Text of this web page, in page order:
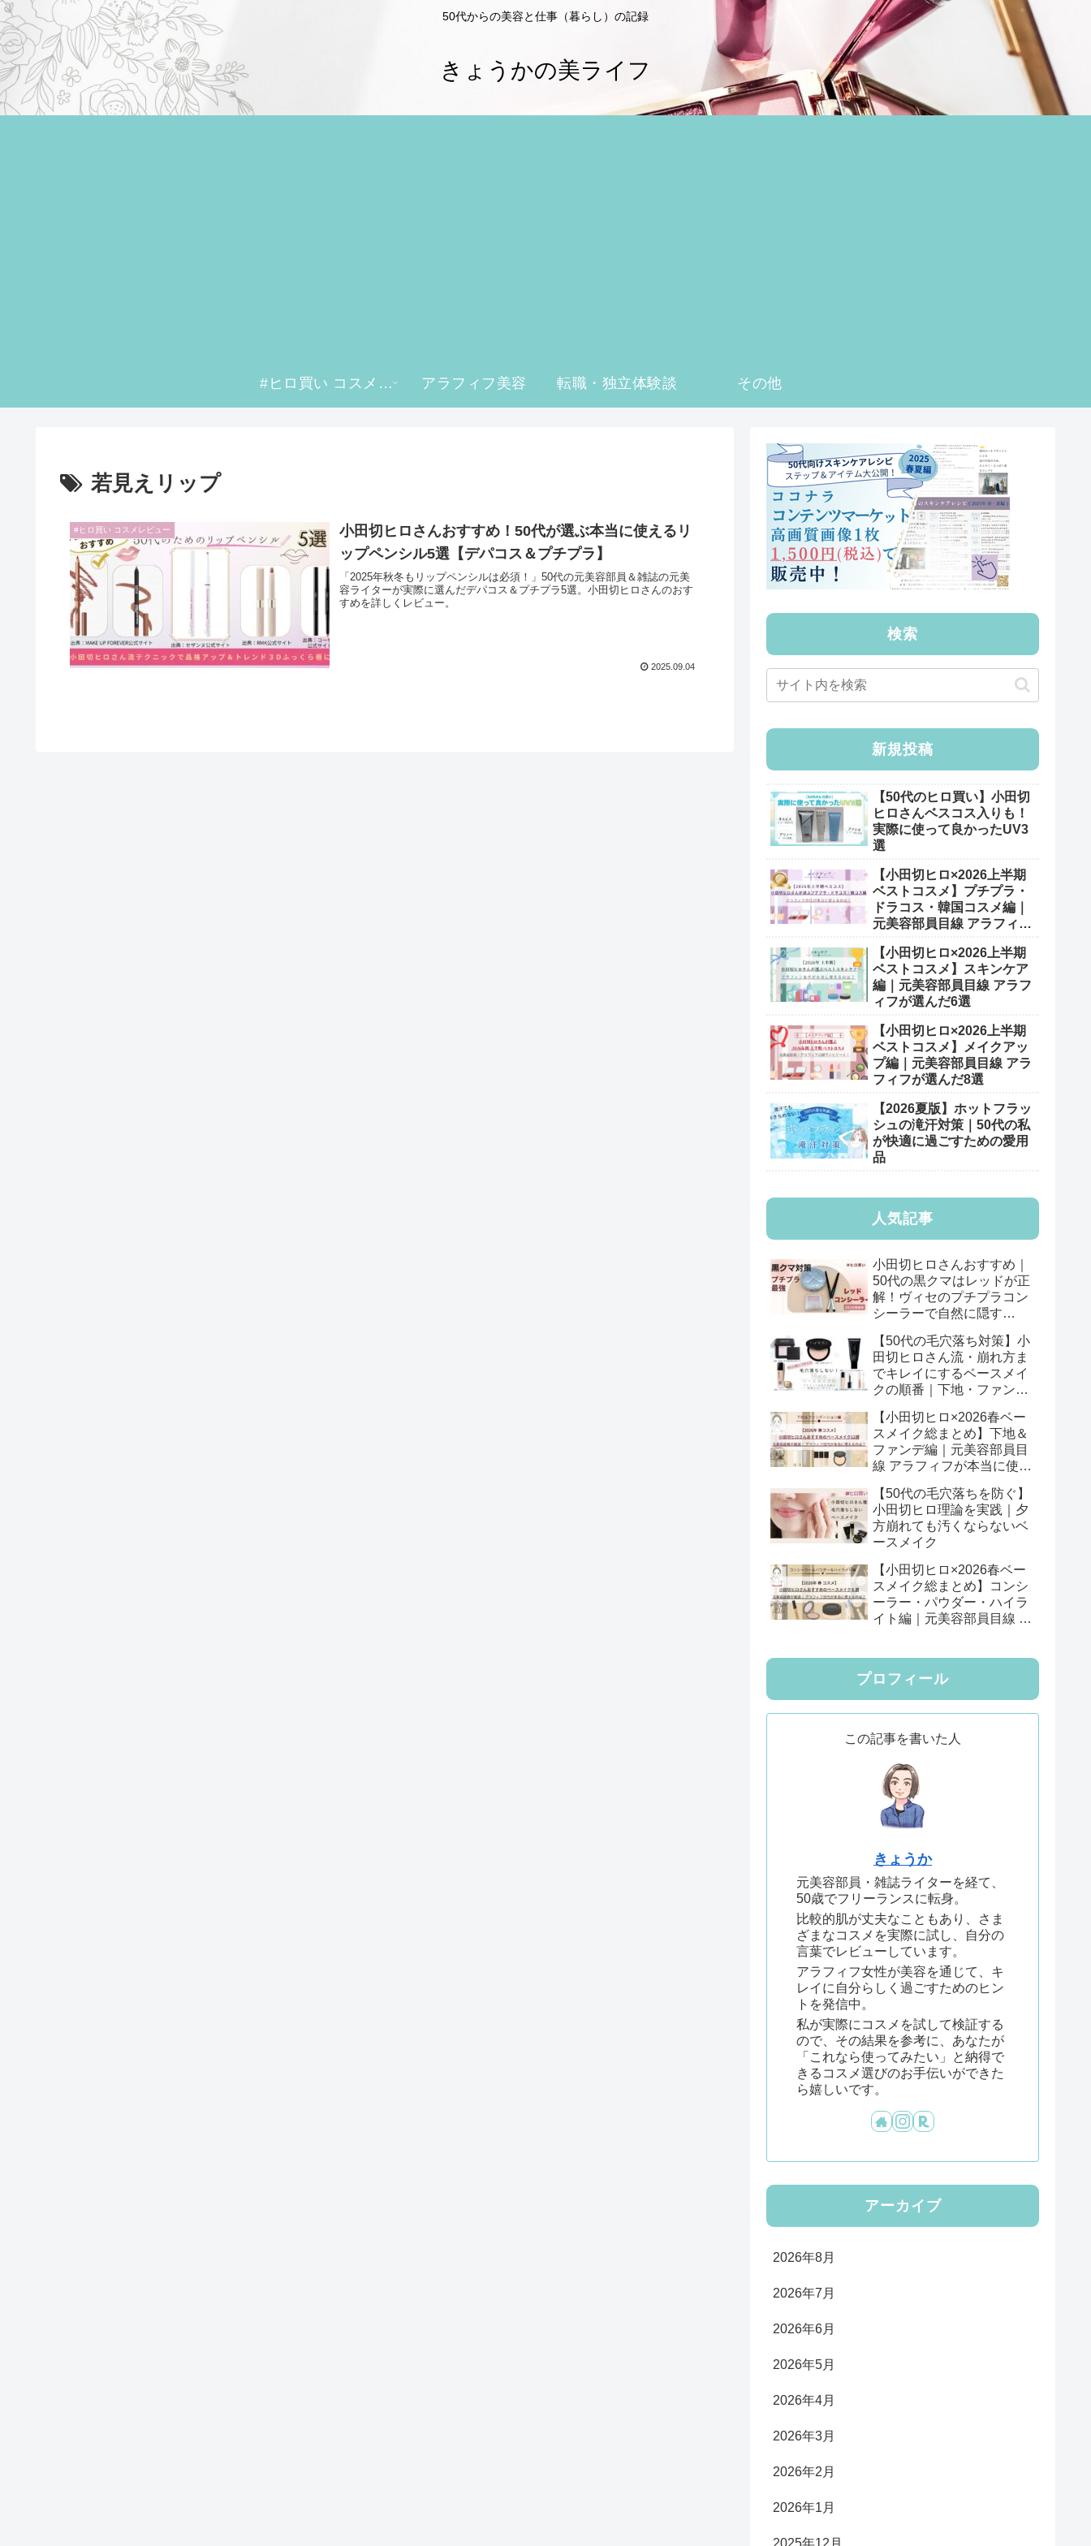
50代からの美容と仕事（暮らし）の記録
きょうかの美ライフ
#ヒロ買い コスメレビュー アラフィフ美容 転職・独立体験談 その他
若見えリップ
#ヒロ買い コスメレビュー
小田切ヒロさんおすすめ！50代が選ぶ本当に使えるリ
ップペンシル5選【デパコス＆プチプラ】
「2025年秋冬もリップペンシルは必須！」50代の元美容部員＆雑誌の元美
容ライターが実際に選んだデパコス＆プチプラ5選。小田切ヒロさんのおす
すめを詳しくレビュー。
2025.09.04
検索
新規投稿
【50代のヒロ買い】小田切
ヒロさんベスコス入りも！
実際に使って良かったUV3
選
【小田切ヒロ×2026上半期
ベストコスメ】プチプラ・
ドラコス・韓国コスメ編｜
元美容部員目線 アラフィフ
【小田切ヒロ×2026上半期
ベストコスメ】スキンケア
編｜元美容部員目線 アラフ
ィフが選んだ6選
【小田切ヒロ×2026上半期
ベストコスメ】メイクアッ
プ編｜元美容部員目線 アラ
フィフが選んだ8選
【2026夏版】ホットフラッ
シュの滝汗対策｜50代の私
が快適に過ごすための愛用
品
人気記事
小田切ヒロさんおすすめ｜
50代の黒クマはレッドが正
解！ヴィセのプチプラコン
シーラーで自然に隠す
【50代の毛穴落ち対策】小
田切ヒロさん流・崩れ方ま
でキレイにするベースメイ
クの順番｜下地・ファン
【小田切ヒロ×2026春ベー
スメイク総まとめ】下地＆
ファンデ編｜元美容部員目
線 アラフィフが本当に使え
【50代の毛穴落ちを防ぐ】
小田切ヒロ理論を実践｜夕
方崩れても汚くならないベ
ースメイク
【小田切ヒロ×2026春ベー
スメイク総まとめ】コンシ
ーラー・パウダー・ハイラ
イト編｜元美容部員目線 ア
プロフィール
この記事を書いた人
きょうか
元美容部員・雑誌ライターを経て、
50歳でフリーランスに転身。
比較的肌が丈夫なこともあり、さま
ざまなコスメを実際に試し、自分の
言葉でレビューしています。
アラフィフ女性が美容を通じて、キ
レイに自分らしく過ごすためのヒン
トを発信中。
私が実際にコスメを試して検証する
ので、その結果を参考に、あなたが
「これなら使ってみたい」と納得で
きるコスメ選びのお手伝いができた
ら嬉しいです。
アーカイブ
2026年8月
2026年7月
2026年6月
2026年5月
2026年4月
2026年3月
2026年2月
2026年1月